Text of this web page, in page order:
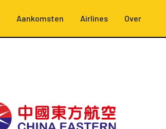
Aankomsten Airlines Over